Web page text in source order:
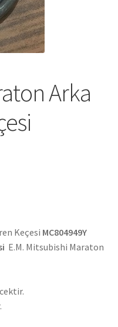
Arka
Keçesi MC804949Y
E.M. Mitsubishi Maraton